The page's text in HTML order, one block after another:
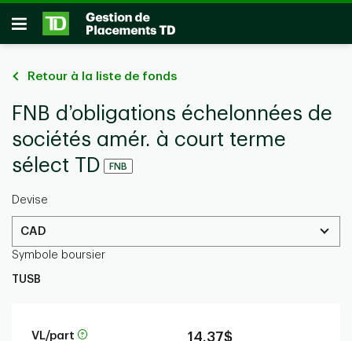
Passer au contenu principal
Ouvrir
Retour à la liste de fonds
FNB d’obligations échelonnées de
sociétés amér. à court terme
sélect TD
FNB
Devise
CAD
Symbole boursier
TUSB
VL/part 14,37$